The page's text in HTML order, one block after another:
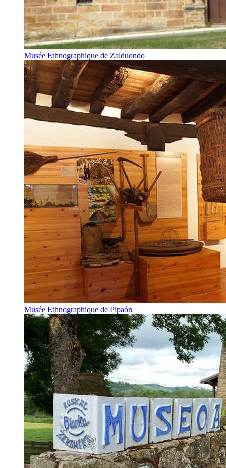
Musée Ethnographique de Zalduondo
Musée Ethnographique de Pipaón